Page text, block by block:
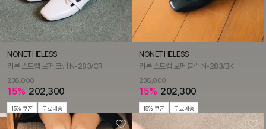
NONETHELESS
리본 스트랩 로퍼 크림 N-283/CR
238,000
15% 202,300
15% 쿠폰 무료배송
NONETHELESS
리본 스트랩 로퍼 블랙 N-283/BK
238,000
15% 202,300
15% 쿠폰 무료배송